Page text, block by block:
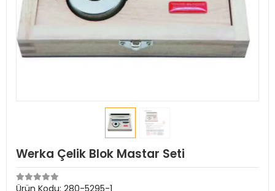
Werka Çelik Blok Mastar Seti
Ürün Kodu: 280-5295-1